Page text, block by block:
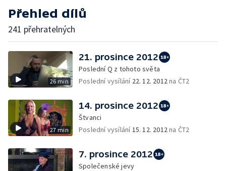
Přehled dílů
241 přehratelných
26 min
21. prosince 2012
Poslední Q z tohoto světa
Poslední vysílání 22. 12. 2012 na ČT2
27 min
14. prosince 2012
Štvanci
Poslední vysílání 15. 12. 2012 na ČT2
7. prosince 2012
Společenské jevy